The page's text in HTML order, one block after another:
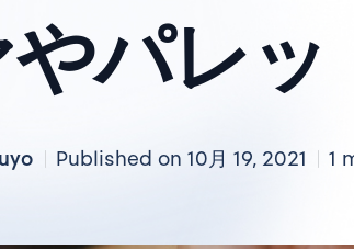
やパレ
Published on 10月 19, 2021 1